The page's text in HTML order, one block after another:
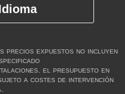
precios expuestos no incluyen
el presupuesto en
a costes de intervención